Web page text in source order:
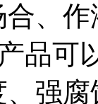
、
品可
强